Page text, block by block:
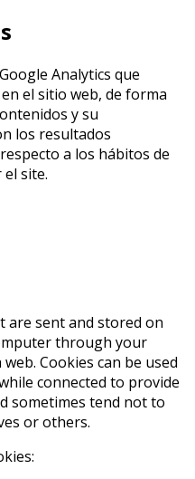
Analytics que
el sitio web, de forma
y su
los resultados
a los hábitos de
site.
sent and stored on
through your
Cookies can be used
connected to provide
sometimes tend not to
or others.